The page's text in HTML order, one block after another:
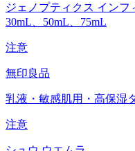
ジェノプティクス インフ
30mL、50mL、75mL
注意
無印良品
乳液・敏感肌用・高保湿
注意